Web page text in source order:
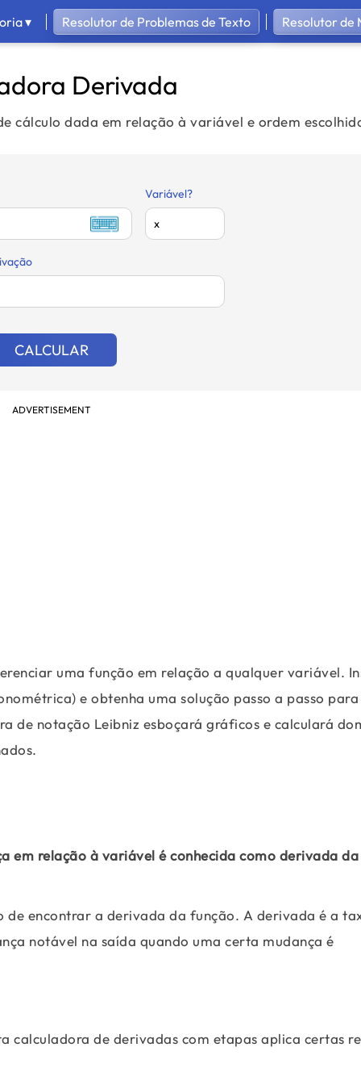
▾ Resolutor de Problemas de Texto Resolutor de
Derivada
cálculo dada em relação à variável e ordem
Variável?
CALCULAR
ADVERTISEMENT
uma função em relação a qualquer variável.
e obtenha uma solução passo a passo para
de notação Leibniz esboçará gráficos e calculará
em relação à variável é conhecida como derivada da
de encontrar a derivada da função. A derivada é a
notável na saída quando uma certa mudança é
calculadora de derivadas com etapas aplica certas